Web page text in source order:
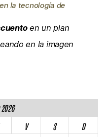
la tecnología de
en un plan
en la imagen
V S
D